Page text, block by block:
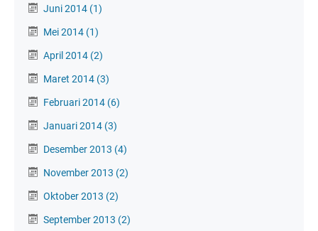
Juni 2014 (1)
Mei 2014 (1)
April 2014 (2)
Maret 2014 (3)
Februari 2014 (6)
Januari 2014 (3)
Desember 2013 (4)
November 2013 (2)
Oktober 2013 (2)
September 2013 (2)